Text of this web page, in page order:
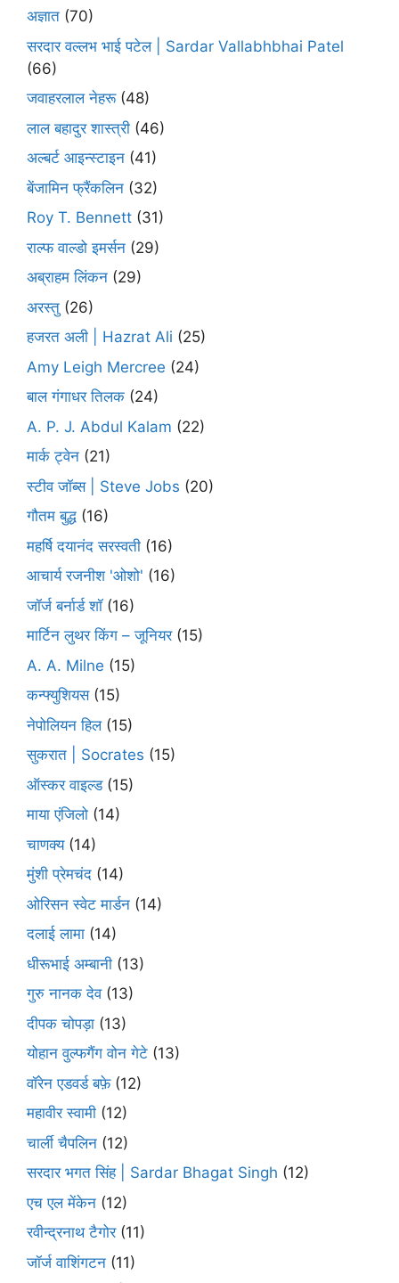
अज्ञात (70)
सरदार वल्लभ भाई पटेल | Sardar Vallabhbhai Patel
(66)
जवाहरलाल नेहरू(48)
लाल बहादुर शास्त्री (46)
अल्बर्ट आइन्स्टाइन (41)
बेंजामिन फ्रैंकलिन (32)
Roy T. Bennett (31)
राल्फ वाल्डो इमर्सन (29)
अब्राहम लिंकन (29)
अरस्तु (26)
हजरत अली | Hazrat Ali (25)
Amy Leigh Mercree (24)
बाल गंगाधर तिलक (24)
A. P. J. Abdul Kalam (22)
मार्क ट्वेन (21)
स्टीव जॉब्स | Steve Jobs (20)
गौतम बुद्ध (16)
महर्षि दयानंद सरस्वती (16)
आचार्य रजनीश 'ओशो' (16)
जॉर्ज बर्नार्ड शॉ(16)
मार्टिन लुथर किंग – जूनियर(15)
A. A. Milne (15)
कन्फ्युशियस(15)
नेपोलियन हिल(15)
सुकरात | Socrates (15)
ऑस्कर वाइल्ड(15)
माया एंजिलो (14)
चाणक्य(14)
मुंशी प्रेमचंद (14)
ओरिसन स्‍वेट मार्डन (14)
दलाई लामा (14)
धीरूभाई अम्बानी (13)
गुरु नानक देव(13)
दीपक चोपड़ा (13)
योहान वुल्फगैंग वोन गेटे (13)
वॉरेन एडवर्ड बफ़े(12)
महावीर स्वामी (12)
चार्ली चैपलिन (12)
सरदार भगत सिंह | Sardar Bhagat Singh (12)
एच एल मेंकेन (12)
रवीन्द्रनाथ टैगोर(11)
जॉर्ज वाशिंगटन (11)